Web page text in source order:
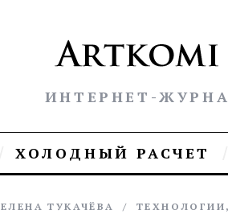
ИНТЕРНЕТ-
ХОЛОДНЫЙ РАСЧЕТ
ЕЛЕНА ТУКАЧЁВА ТЕХНОЛОГИИ